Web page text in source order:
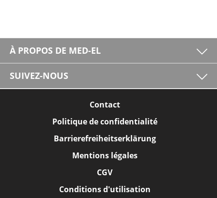
À PROPOS DE MED-EL
SUIVEZ-NOUS
Contact
Politique de confidentialité
Barrierefreiheitserklärung
Mentions légales
CGV
Conditions d'utilisation